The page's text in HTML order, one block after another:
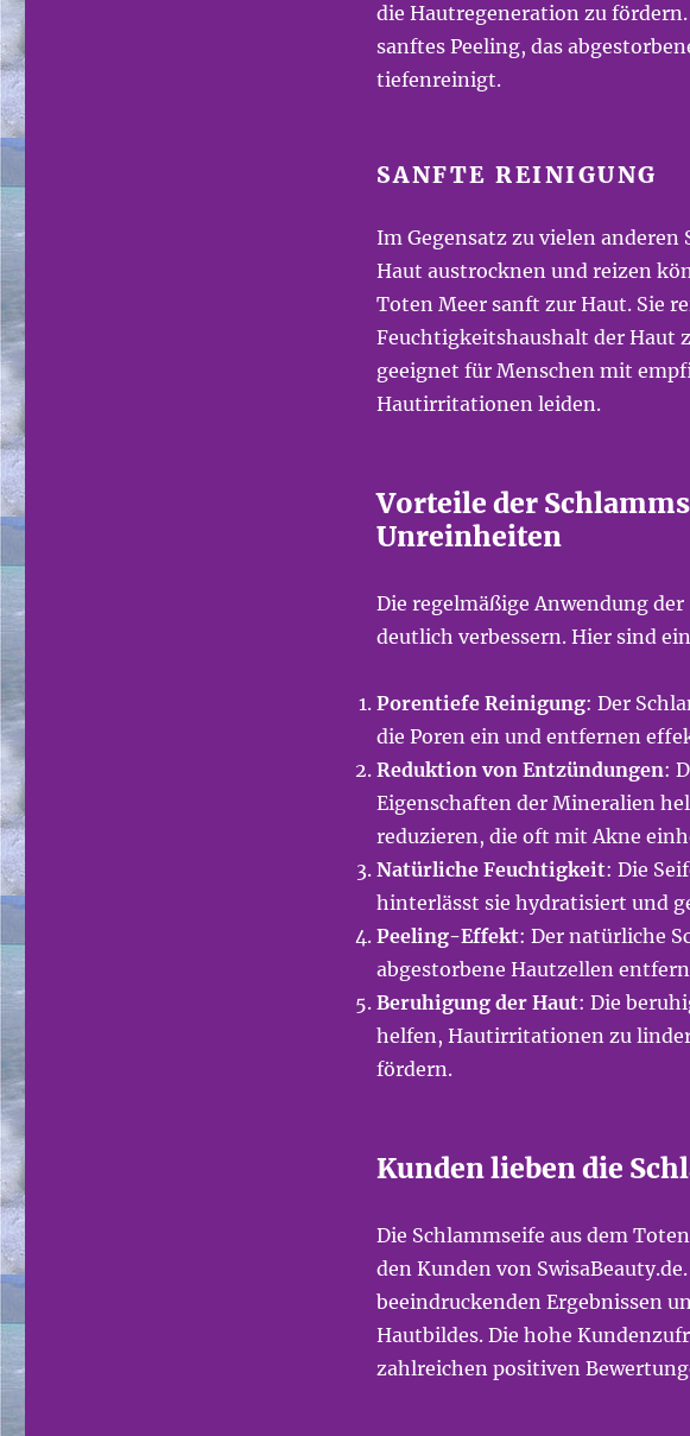
die Hautregeneration zu
sanftes Peeling, das
tiefenreinigt.
SANFTE REINIGUNG
Im Gegensatz zu vielen
Haut austrocknen und reizen
Toten Meer sanft zur Haut. Sie
Feuchtigkeitshaushalt der Haut
geeignet für Menschen mit
Hautirritationen leiden.
Vorteile der
Unreinheiten
Die regelmäßige Anwendung
deutlich verbessern. Hier sind
Porentiefe Reinigung: Der
die Poren ein und entfernen
Reduktion von Entzündungen:
Eigenschaften der Mineralien
reduzieren, die oft mit Akne
Natürliche Feuchtigkeit: Die
hinterlässt sie hydratisiert und
Peeling-Effekt: Der natürliche
abgestorbene Hautzellen
Beruhigung der Haut: Die
helfen, Hautirritationen zu
fördern.
Kunden lieben die
Die Schlammseife aus dem
den Kunden von
beeindruckenden Ergebnissen
Hautbildes. Die hohe
zahlreichen positiven